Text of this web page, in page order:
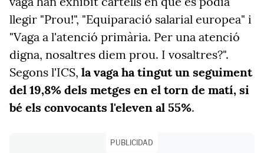
llegir "Prou!", "Equiparació salarial europea" i
"Vaga a l'atenció primària. Per una atenció
digna, nosaltres diem prou. I vosaltres?".
Segons l'ICS, la vaga ha tingut un seguiment
del 19,8% dels metges en el torn de matí, si
bé els convocants l'eleven al 55%.
PUBLICIDAD